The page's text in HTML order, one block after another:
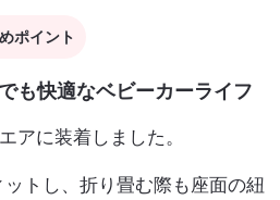
ポイント
も快適なベビーカーライフ
アに装着しました。
トし、折り畳む際も座面の紐